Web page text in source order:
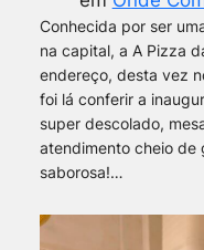
Conhecida por ser
na capital, a A Pizza
endereço, desta vez
foi lá conferir a
super descolado,
atendimento cheio de
saborosa!…